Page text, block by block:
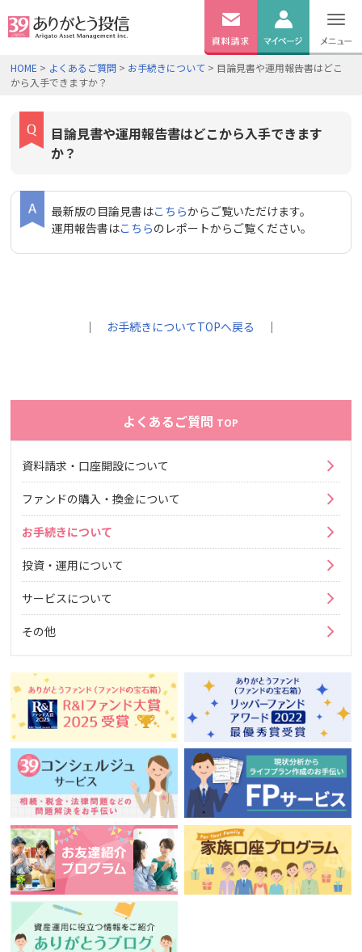
無料資料 ログイン
HOME > よくあるご質問 > お手続きについて > 目論見書や運用報告書はどこ
から入手できますか？
目論見書や運用報告書はどこから入手できます
か？
最新版の目論見書はこちらからご覧いただけます。
運用報告書はこちらのレポートからご覧ください。
｜ お手続きについてTOPへ戻る ｜
よくあるご質問 TOP
資料請求・口座開設について
ファンドの購入・換金について
お手続きについて
投資・運用について
サービスについて
その他